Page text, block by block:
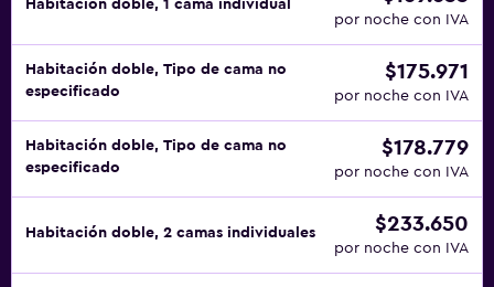
Habitación doble, 1 cama individual
por noche con IVA
Habitación doble, Tipo de cama no
especificado
$175.971
por noche con IVA
Habitación doble, Tipo de cama no
especificado
$178.779
por noche con IVA
Habitación doble, 2 camas individuales $233.650
por noche con IVA